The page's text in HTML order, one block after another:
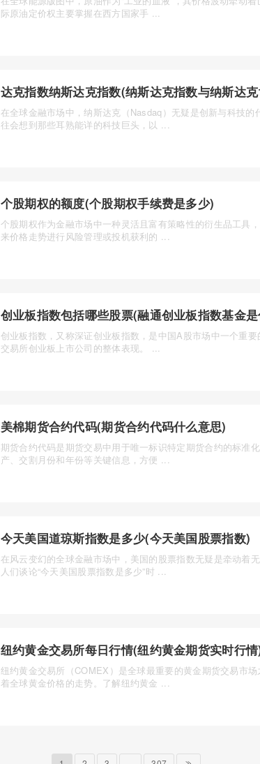
际原油定价权主要掌握在西方国家手 ...
达克指数纳斯达克指数(纳斯达克指数与纳斯达
在全球金融市场中，纳斯达克（Nasdaq）无疑是创新与科技的
往会想到那些耳熟能详的科技巨头，以 ...
个股期权的额度(个股期权手续费是多少)
个股期权作为金融市场中一种灵活且富有策略性的衍生品工具
来价格走势进行风险管理或投机获利的 ...
创业板指数包括哪些股票(融通创业板指数基金
创业板指数，又称深证创业板指数，是中国A股市场中一个重
交易所创业板上市公司的整体表现。 ...
美棉期货合约代码(期货合约代码什么意思)
期货合约代码是期货交易中用于唯一标识特定期货合约的标准
产、交割月份和年份等关键信息，方便 ...
今天美国道琼斯指数是多少(今天美国股票指数)
在风云变幻的全球金融市场中，美国的股票指数无疑是牵动着
人们谈论“今天美国股票指数是多少”时 ...
纽约黄金交易所每日行情(纽约黄金期货实时行
纽约黄金交易所（COMEX）是全球最重要的黄金期货交易市
着全球黄金价格的走势。了解纽约黄金 ...